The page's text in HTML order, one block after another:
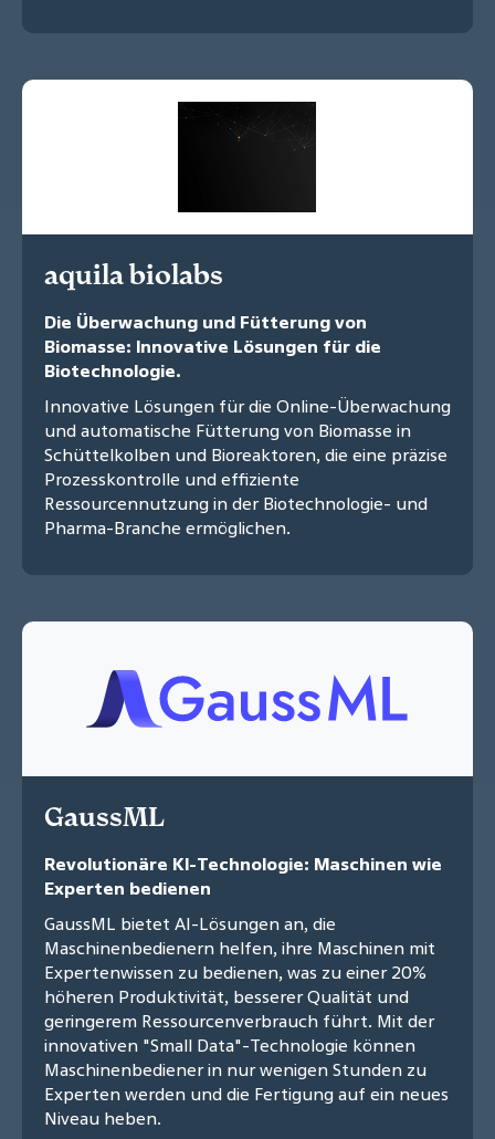
aquila biolabs
Die Überwachung und Fütterung von
Biomasse: Innovative Lösungen für die
Biotechnologie.
Innovative Lösungen für die Online-Überwachung
und automatische Fütterung von Biomasse in
Schüttelkolben und Bioreaktoren, die eine präzise
Prozesskontrolle und effiziente
Ressourcennutzung in der Biotechnologie- und
Pharma-Branche ermöglichen.
GaussML
Revolutionäre KI-Technologie: Maschinen wie
Experten bedienen
GaussML bietet AI-Lösungen an, die
Maschinenbedienern helfen, ihre Maschinen mit
Expertenwissen zu bedienen, was zu einer 20%
höheren Produktivität, besserer Qualität und
geringerem Ressourcenverbrauch führt. Mit der
innovativen "Small Data"-Technologie können
Maschinenbediener in nur wenigen Stunden zu
Experten werden und die Fertigung auf ein neues
Niveau heben.